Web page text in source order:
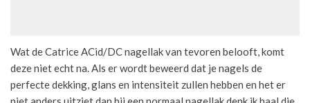
Wat de Catrice ACid/DC nagellak van tevoren belooft, komt
deze niet echt na. Als er wordt beweerd dat je nagels de
perfecte dekking, glans en intensiteit zullen hebben en het er